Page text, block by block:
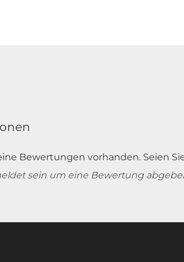
Bewertungen vorhanden. Seien
sein um eine Bewertung